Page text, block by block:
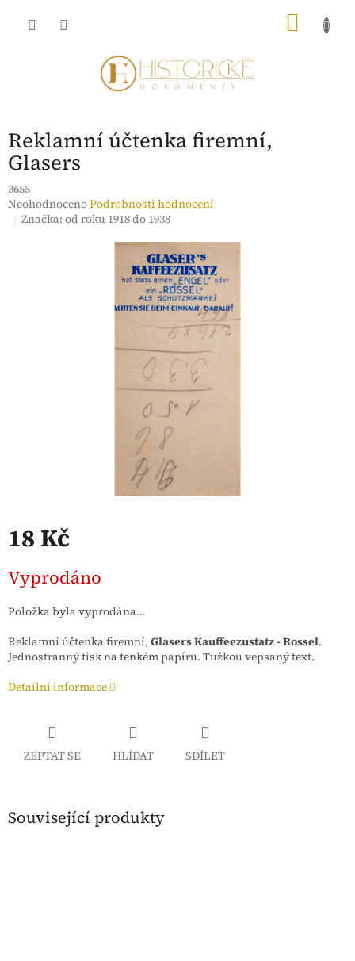
Reklamní účtenka firemní,
Glasers
3655
Průměrné
hodnocení
NeohodnocenoPodrobnosti hodnocení
Značka:od roku 1918 do 1938
18 Kč
cena:
Vyprodáno
Položka byla vyprodána…
Reklamní účtenka firemní, Glasers Kauffeezustatz - Rossel.
Jednostranný tisk na tenkém papíru. Tužkou vepsaný text.
Detailní informace
ZEPTAT SE HLÍDAT SDÍLET
Související produkty